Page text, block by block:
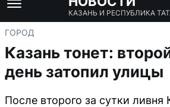
КАЗАНЬ И РЕСПУБЛИКА
ГОРОД
Казань тонет:
день затопил улицы
После второго за сутки ливня